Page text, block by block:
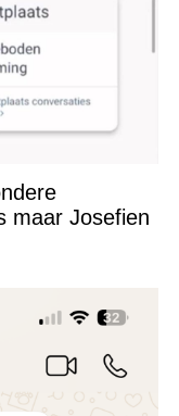
maar Josefien